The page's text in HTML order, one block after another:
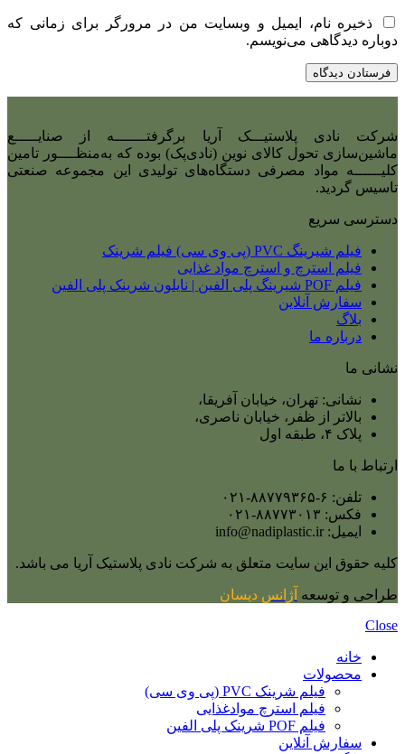
ذخیره نام، ایمیل و وبسایت من در مرورگر برای زمانی که
دوباره دیدگاهی می‌نویسم.
شرکت نادی‌ پلاستیـــک آریا برگرفتـــــــه از صنایـــــع
ماشین‌سازی تحول کالای نوین (نادی‌پک) بوده که به‌منظــــور تامین
کلیــــــه مواد مصرفی دستگاه‌های تولیدی این مجموعه صنعتی
تاسیس گردید.
دسترسی سریع
فیلم شیرینگ PVC (پی وی سی) فیلم شرینک
فیلم استرچ و استرچ مواد غذایی
فیلم POF شیرینگ پلی الفین | نایلون شرینک پلی الفین
سفارش آنلاین
بلاگ
درباره ما
نشانی ما
نشانی: تهران، خیابان آفریقا،
بالاتر از ظفر، خیابان ناصری،
پلاک ۴، طبقه اول
ارتباط با ما
تلفن: ۶-۸۸۷۷۹۳۶۵-۰۲۱
فکس: ۸۸۷۷۳۰۱۳-۰۲۱
ایمیل: info@nadiplastic.ir
کلیه حقوق این سایت متعلق به شرکت نادی پلاستیک آریا می‌ باشد.
طراحی و توسعه آژانس دیسان
Close
خانه
محصولات
فیلم شرینک PVC (پی وی سی)
فیلم استرچ موادغذایی
فیلم POF شرینک پلی الفین
سفارش آنلاین